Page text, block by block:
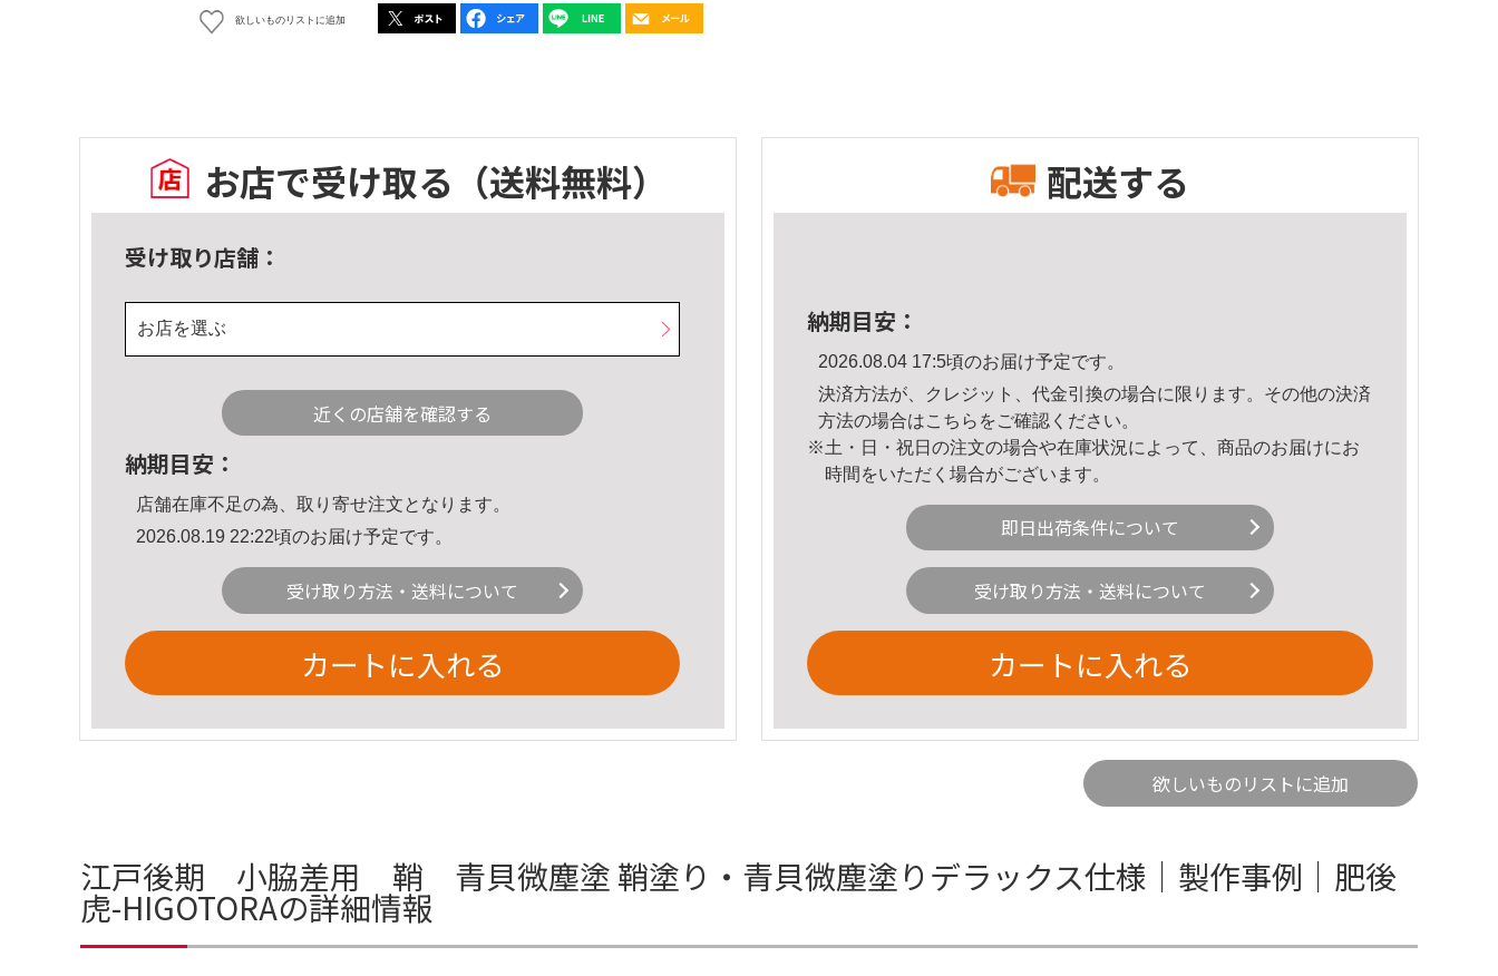
欲しいものリストに追加
お店で受け取る （送料無料）
受け取り店舗：
お店を選ぶ
近くの店舗を確認する
納期目安：
店舗在庫不足の為、取り寄せ注文となります。
2026.08.19 22:22頃のお届け予定です。
受け取り方法・送料について
カートに入れる
配送する
納期目安：
2026.08.04 17:5頃のお届け予定です。
決済方法が、クレジット、代金引換の場合に限ります。その他の決済
方法の場合はこちら をご確認ください。
※土・日・祝日の注文の場合や在庫状況によって、商品のお届けにお
時間をいただく場合がございます。
即日出荷条件について
受け取り方法・送料について
カートに入れる
欲しいものリストに追加
江戸後期 小脇差用 鞘 青貝微塵塗 鞘塗り・青貝微塵塗りデラックス仕様｜製作事例｜肥後
虎-HIGOTORAの詳細情報